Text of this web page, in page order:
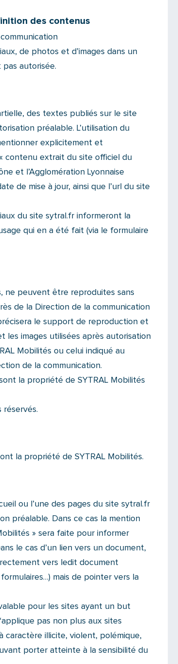
des contenus
de photos et d’images dans un
pas autorisée.
des textes publiés sur le site
préalable. L’utilisation du
explicitement et
contenu extrait du site officiel du
et l’Agglomération Lyonnaise
de mise à jour, ainsi que l’url du site
du site sytral.fr informeront la
qui en a été fait (via le formulaire
ne peuvent être reproduites sans
de la Direction de la communication
le support de reproduction et
les images utilisées après autorisation
Mobilités ou celui indiqué au
de la communication.
la propriété de SYTRAL Mobilités
réservés.
la propriété de SYTRAL Mobilités.
ou l’une des pages du site sytral.fr
préalable. Dans ce cas la mention
» sera faite pour informer
le cas d’un lien vers un document,
vers ledit document
mais de pointer vers la
pour les sites ayant un but
pas non plus aux sites
illicite, violent, polémique,
porter atteinte à la sensibilité du